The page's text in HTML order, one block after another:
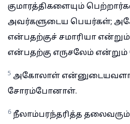
குமாரத்திகளையும்
அவர்களுடைய பெயர்கள்;
என்பதற்குச் சமாரியா
என்பதற்கு எருசலேம்
5 அகோலாள்
சோரம்போனாள்.
6 நீலாம்பரந்தரித்த